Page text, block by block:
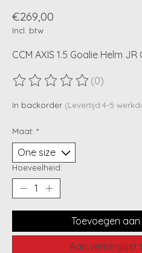
€269,00
Incl. btw
CCM AXIS 1.5 Goalie Helm
De beoordeling van dit
(0)
In backorder (Levertijd:4-5
Maat: *
Hoeveelheid:
Toevoegen
Aan verlanglijst